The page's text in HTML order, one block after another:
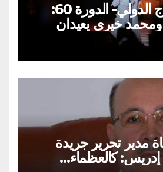
مهرجان قرطاج الدولي- الدورة 60:
ومحمد خيري يعيدان
إلى ركح قرطاج
15 لوفاة مدير تحرير جريدة
إدريس: كالعظماء…